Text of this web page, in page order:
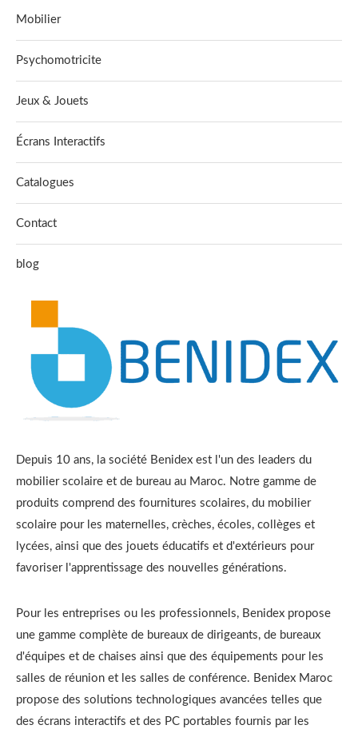
Mobilier
Psychomotricite
Jeux & Jouets
Écrans Interactifs
Catalogues
Contact
blog
Depuis 10 ans, la société Benidex est l'un des leaders du
mobilier scolaire et de bureau au Maroc. Notre gamme de
produits comprend des fournitures scolaires, du mobilier
scolaire pour les maternelles, crèches, écoles, collèges et
lycées, ainsi que des jouets éducatifs et d'extérieurs pour
favoriser l'apprentissage des nouvelles générations.
Pour les entreprises ou les professionnels, Benidex propose
une gamme complète de bureaux de dirigeants, de bureaux
d'équipes et de chaises ainsi que des équipements pour les
salles de réunion et les salles de conférence. Benidex Maroc
propose des solutions technologiques avancées telles que
des écrans interactifs et des PC portables fournis par les